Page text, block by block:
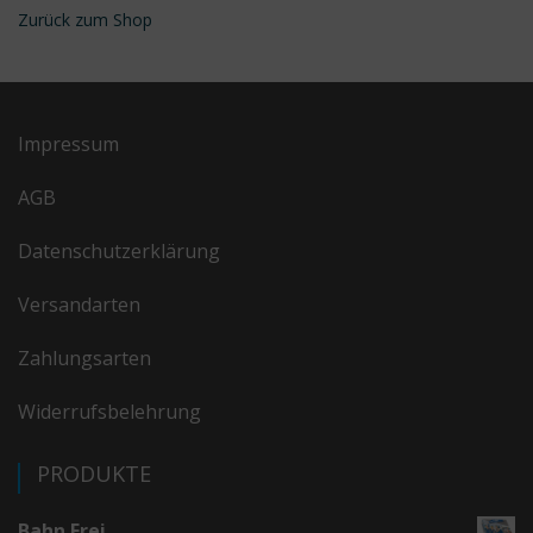
Zurück zum Shop
Impressum
AGB
Datenschutzerklärung
Versandarten
Zahlungsarten
Widerrufsbelehrung
PRODUKTE